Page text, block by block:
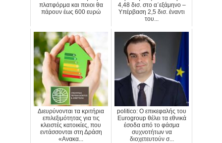
πλατφόρμα και ποιοι θα
πάρουν έως 600 ευρώ
4,48 δισ. στο α΄εξάμηνο –
Υπέρβαση 2,5 δισ. έναντι
του...
Διευρύνονται τα κριτήρια
επιλεξιμότητας για τις
κλειστές κατοικίες, που
εντάσσονται στη Δράση
«Ανακα...
politico: Ο επικεφαλής του
Eurogroup θέλει τα εθνικά
έσοδα από το φάσμα
συχνοτήτων να
διοχετευτούν σ...